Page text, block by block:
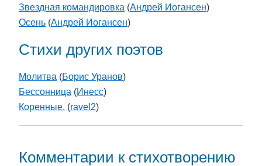
Звездная командировка (Андрей Иогансен)
Осень (Андрей Иогансен)
Стихи других поэтов
Молитва (Борис Уранов)
Бессонница (Инесс)
Коренные. (ravel2)
Комментарии к стихотворению